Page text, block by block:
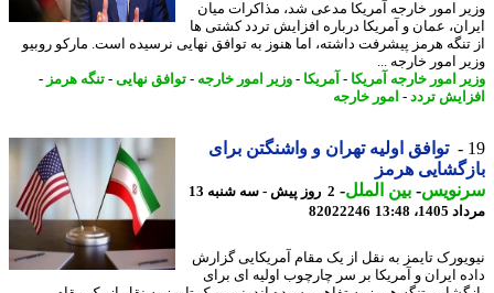
امور خارجه آمریکا مدعی شد، مذاکرات میان
عمان و آمریکا درباره افزایش تردد کشتی ها
هرمز پیشرفت داشته، اما هنوز به توافق نهایی نرسیده است. مارکو روبیو
امور خارجه ...
امور خارجه آمریکا- آمریکا- وزیر امور خارجه-توافق نهایی-تنگه هرمز-
تردد - امور خارجه
توافق اولیه تهران و واشنگتن برای
هرمز
-بین الملل-
2 روز پیش - سه شنبه 13
13:48
82022246
تایمز به نقل از یک مقام آمریکایی گزارش
ایران و آمریکا بر سر چارچوب اولیه ای برای